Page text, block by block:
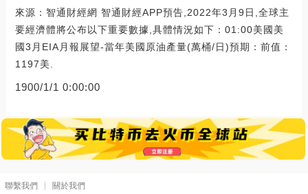
來源：智通財經網 智通財經APP預告,2022年3月9日,全球主
要經濟體將公布以下重要數據,具體情況如下：01:00美國美
國3月EIA月報展望-當年美國原油產量(萬桶/日)預期：前值：
1197美.
1900/1/1 0:00:00
聯繫我們 關於我們